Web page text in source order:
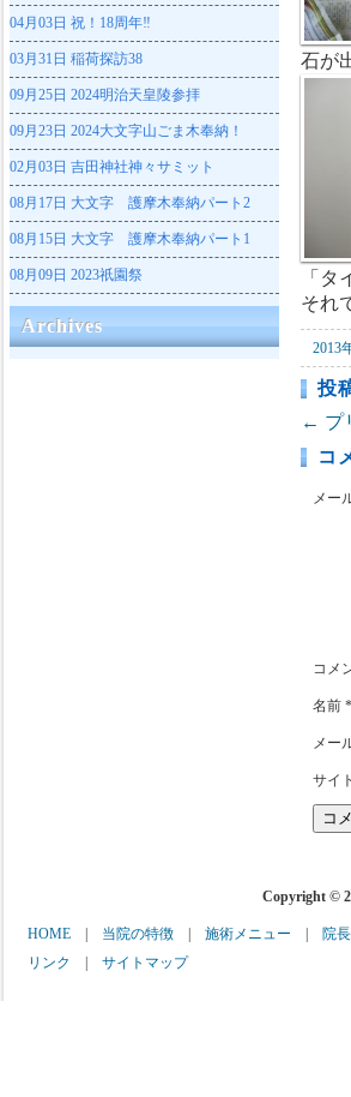
石が
「
それ
2013
投
← プ
コ
メー
コメ
名前 *
メー
サイト
04月03日 祝！18周年‼
03月31日 稲荷探訪38
09月25日 2024明治天皇陵参拝
09月23日 2024大文字山ごま木奉納！
02月03日 吉田神社神々サミット
08月17日 大文字 護摩木奉納パート2
08月15日 大文字 護摩木奉納パート1
08月09日 2023祇園祭
Archives
Copyright ©
HOME 当院の特徴 施術メニュー 院
リンク
サイトマップ